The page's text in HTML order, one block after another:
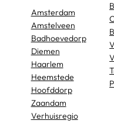
Amsterdam
Amstelveen
Badhoevedorp
Diemen
Haarlem
Heemstede
Hoofddorp
Zaandam
Verhuisregio